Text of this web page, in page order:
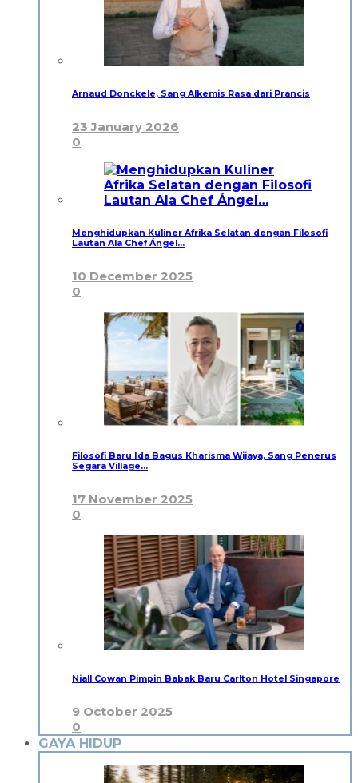
Arnaud Donckele, Sang Alkemis Rasa dari Prancis
23 January 2026
0
Menghidupkan Kuliner Afrika Selatan dengan Filosofi
Lautan Ala Chef Ángel…
10 December 2025
0
Filosofi Baru Ida Bagus Kharisma Wijaya, Sang Penerus
Segara Village…
17 November 2025
0
Niall Cowan Pimpin Babak Baru Carlton Hotel Singapore
9 October 2025
0
GAYA HIDUP